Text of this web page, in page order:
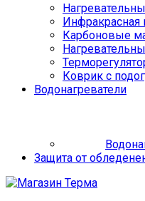
Инфракрасная
Карбоновые
Коврик с
Водонагреватели
Защита от